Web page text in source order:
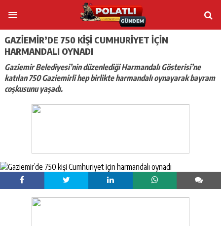
GAZIEMIR’DE 750 KIŞI CUMHURIYET IÇIN
HARMANDALI OYNADI
Gaziemir Belediyesi’nin düzenlediği Harmandalı Gösterisi’ne
katılan 750 Gaziemirli hep birlikte harmandalı oynayarak bayram
coşkusunu yaşadı.